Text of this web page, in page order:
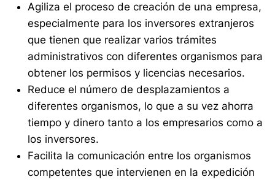
Agiliza el proceso de creación de una empresa,
especialmente para los inversores extranjeros
que tienen que realizar varios trámites
administrativos con diferentes organismos para
obtener los permisos y licencias necesarios.
Reduce el número de desplazamientos a
diferentes organismos, lo que a su vez ahorra
tiempo y dinero tanto a los empresarios como a
los inversores.
Facilita la comunicación entre los organismos
competentes que intervienen en la expedición